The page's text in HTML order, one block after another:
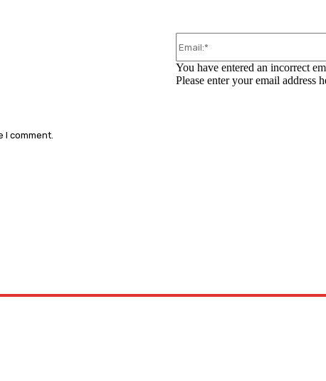
You have entered an incorrect
Please enter your email address
I comment.